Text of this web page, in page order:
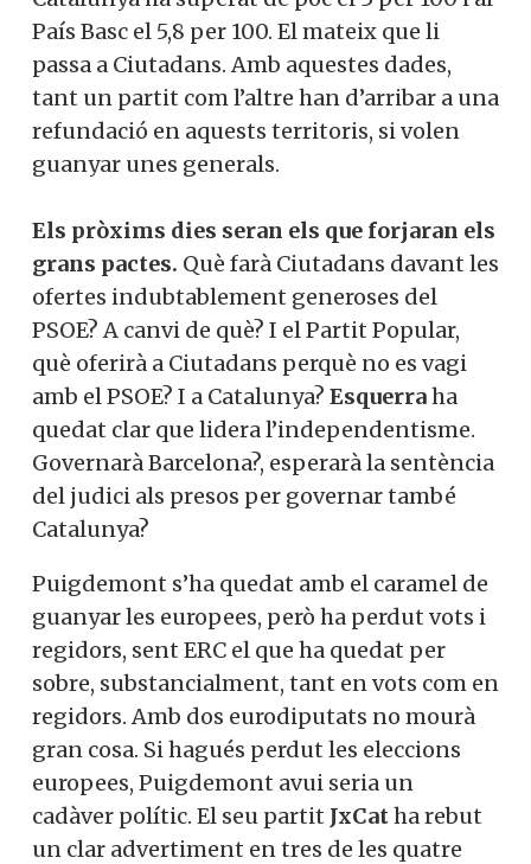
País Basc el 5,8 per 100. El mateix que li
passa a Ciutadans. Amb aquestes dades,
tant un partit com l’altre han d’arribar a una
refundació en aquests territoris, si volen
guanyar unes generals.
Els pròxims dies seran els que forjaran els
grans pactes. Què farà Ciutadans davant les
ofertes indubtablement generoses del
PSOE? A canvi de què? I el Partit Popular,
què oferirà a Ciutadans perquè no es vagi
amb el PSOE? I a Catalunya? Esquerraha
quedat clar que lidera l’independentisme.
Governarà Barcelona?, esperarà la sentència
del judici als presos per governar també
Catalunya?
Puigdemont s’ha quedat amb el caramel de
guanyar les europees, però ha perdut vots i
regidors, sent ERC el que ha quedat per
sobre, substancialment, tant en vots com en
regidors. Amb dos eurodiputats no mourà
gran cosa. Si hagués perdut les eleccions
europees, Puigdemont avui seria un
cadàver polític. El seu partit JxCatha rebut
un clar advertiment en tres de les quatre